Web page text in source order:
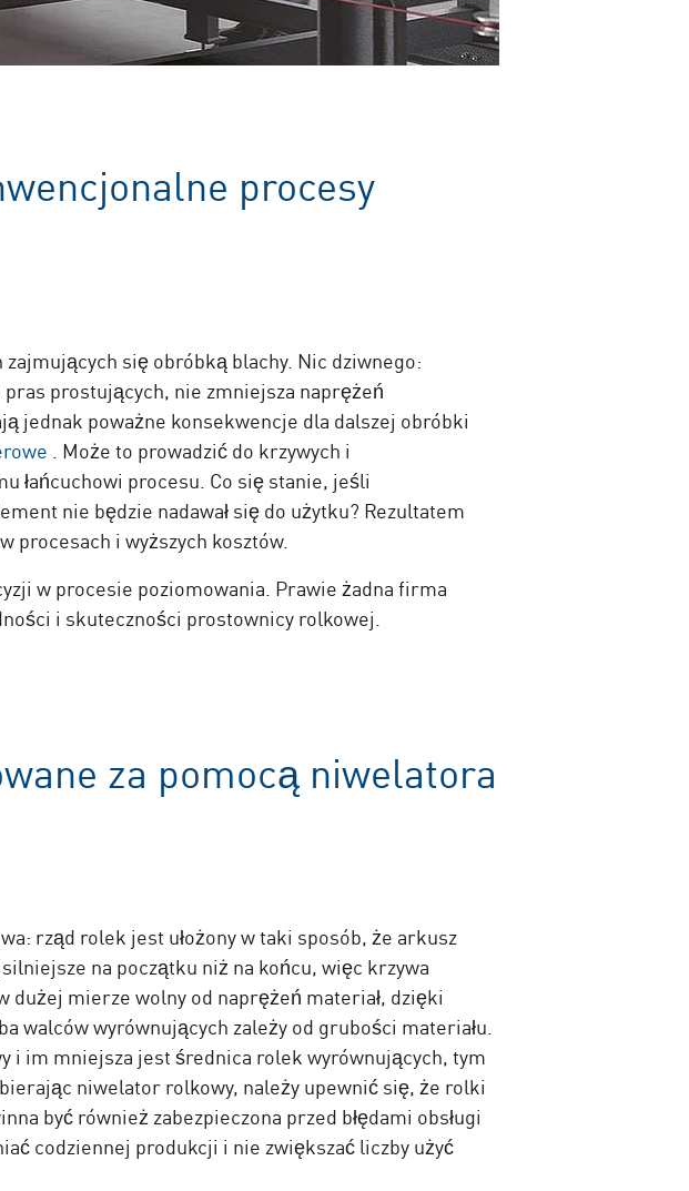
procesy
się obróbką blachy. Nic dziwnego:
prostujących, nie zmniejsza naprężeń
jednak poważne konsekwencje dla dalszej obróbki
. Może to prowadzić do krzywych i
łańcuchowi procesu. Co się stanie, jeśli
nie będzie nadawał się do użytku? Rezultatem
procesach i wyższych kosztów.
w procesie poziomowania. Prawie żadna firma
i skuteczności prostownicy rolkowej.
za pomocą niwelatora
rząd rolek jest ułożony w taki sposób, że arkusz
na początku niż na końcu, więc krzywa
dużej mierze wolny od naprężeń materiał, dzięki
walców wyrównujących zależy od grubości materiału.
i im mniejsza jest średnica rolek wyrównujących, tym
niwelator rolkowy, należy upewnić się, że rolki
być również zabezpieczona przed błędami obsługi
codziennej produkcji i nie zwiększać liczby użyć